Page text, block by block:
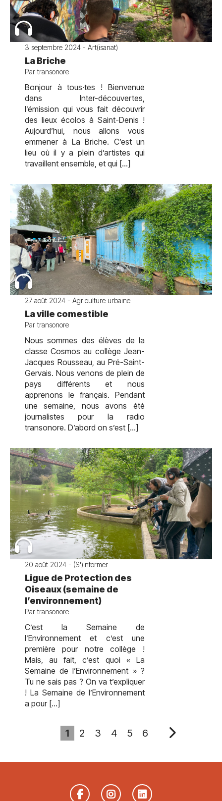
3 septembre 2024 - Art(isanat)
La Briche
Par transonore
Bonjour à tous·tes ! Bienvenue
dans Inter-découvertes,
l’émission qui vous fait découvrir
des lieux écolos à Saint-Denis !
Aujourd’hui, nous allons vous
emmener à La Briche. C’est un
lieu où il y a plein d’artistes qui
travaillent ensemble, et qui […]
27 août 2024 - Agriculture urbaine
La ville comestible
Par transonore
Nous sommes des élèves de la
classe Cosmos au collège Jean-
Jacques Rousseau, au Pré-Saint-
Gervais. Nous venons de plein de
pays différents et nous
apprenons le français. Pendant
une semaine, nous avons été
journalistes pour la radio
transonore. D’abord on s’est […]
20 août 2024 - (S')informer
Ligue de Protection des
Oiseaux (semaine de
l’environnement)
Par transonore
C’est la Semaine de
l’Environnement et c’est une
première pour notre collège !
Mais, au fait, c’est quoi « La
Semaine de l’Environnement » ?
Tu ne sais pas ? On va t’expliquer
! La Semaine de l’Environnement
a pour […]
1 2 3 4 5 6